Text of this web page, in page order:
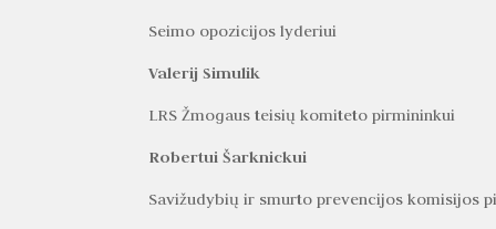
Seimo opozicijos lyderiui
Valerij Simulik
LRS Žmogaus teisių komiteto pirmininkui
Robertui Šarknickui
Savižudybių ir smurto prevencijos komisijos